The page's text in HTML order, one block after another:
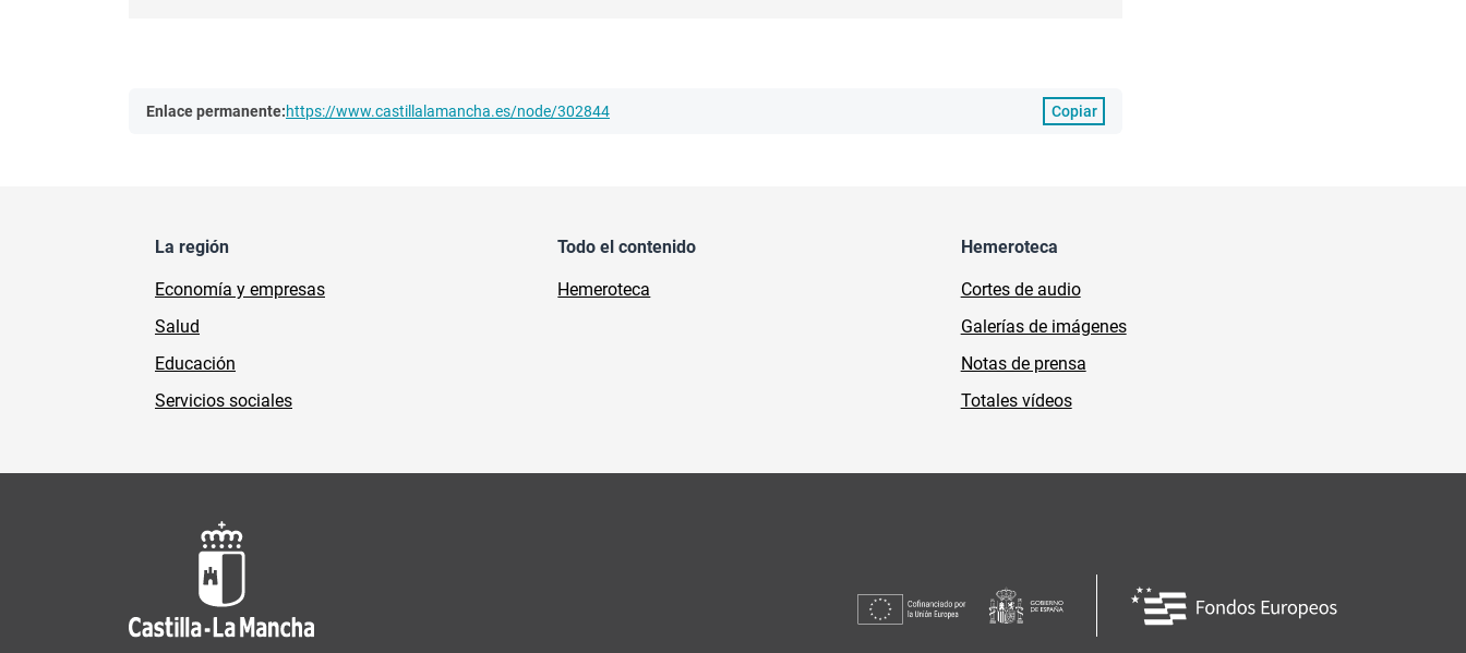
Enlace permanente:https://www.castillalamancha.es/node/302844 Copiar
La región
Economía y empresas
Salud
Educación
Servicios sociales
Todo el contenido
Hemeroteca
Hemeroteca
Cortes de audio
Galerías de imágenes
Notas de prensa
Totales vídeos